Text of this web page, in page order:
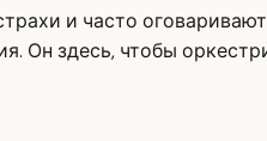
и часто
Он здесь, чтобы